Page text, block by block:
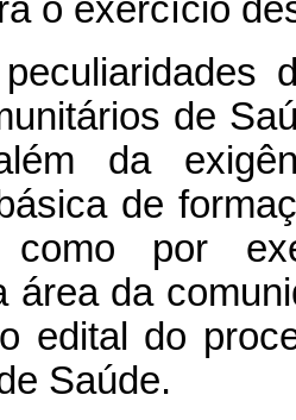
o exercício
de
da
de
como por
área da
edital do
Saúde.